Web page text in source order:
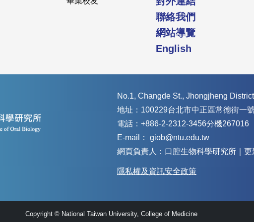
聯絡我們
網站導覽
English
No.1, Changde St., Jhongjheng
地址：100229台北市中正區常德街一號
電話：+886-2-2312-3456分機267016
E-mail： giob@ntu.edu.tw
網頁負責人：口腔生物科學研究所｜
隱私權及資訊安全政策
Copyright © National Taiwan University, College of Medicine